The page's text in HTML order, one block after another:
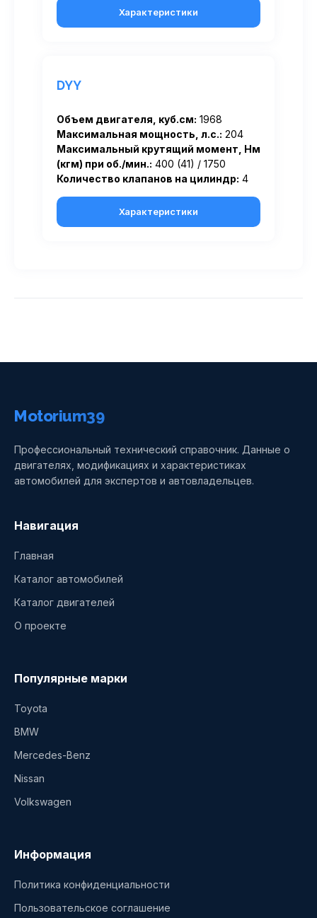
Характеристики
DYY
Объем двигателя, куб.см: 1968
Максимальная мощность, л.с.: 204
Максимальный крутящий момент, Нм
(кгм) при об./мин.: 400 (41) / 1750
Количество клапанов на цилиндр: 4
Характеристики
Motorium39
Профессиональный технический справочник. Данные о
двигателях, модификациях и характеристиках
автомобилей для экспертов и автовладельцев.
Навигация
Главная
Каталог автомобилей
Каталог двигателей
О проекте
Популярные марки
Toyota
BMW
Mercedes-Benz
Nissan
Volkswagen
Информация
Политика конфиденциальности
Пользовательское соглашение